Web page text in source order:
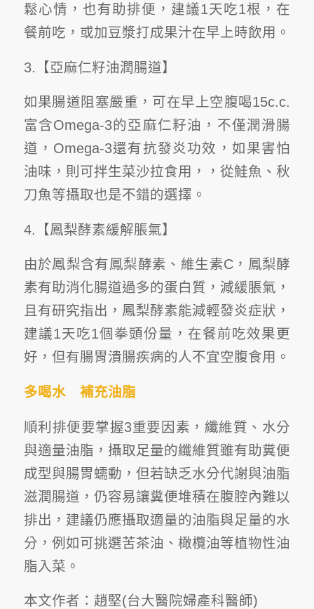
鬆心情，也有助排便，建議1天吃1根，在
餐前吃，或加豆漿打成果汁在早上時飲用。
3.【亞麻仁籽油潤腸道】
如果腸道阻塞嚴重，可在早上空腹喝15c.c.
富含Omega-3的亞麻仁籽油，不僅潤滑腸
道，Omega-3還有抗發炎功效，如果害怕
油味，則可拌生菜沙拉食用，，從鮭魚、秋
刀魚等攝取也是不錯的選擇。
4.【鳳梨酵素緩解脹氣】
由於鳳梨含有鳳梨酵素、維生素C，鳳梨酵
素有助消化腸道過多的蛋白質，減緩脹氣，
且有研究指出，鳳梨酵素能減輕發炎症狀，
建議1天吃1個拳頭份量，在餐前吃效果更
好，但有腸胃潰腸疾病的人不宜空腹食用。
多喝水 補充油脂
順利排便要掌握3重要因素，纖維質、水分
與適量油脂，攝取足量的纖維質雖有助糞便
成型與腸胃蠕動，但若缺乏水分代謝與油脂
滋潤腸道，仍容易讓糞便堆積在腹腔內難以
排出，建議仍應攝取適量的油脂與足量的水
分，例如可挑選苦茶油、橄欖油等植物性油
脂入菜。
本文作者：趙堅(台大醫院婦產科醫師)